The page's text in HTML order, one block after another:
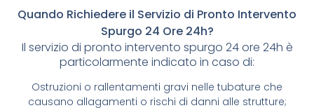
Quando Richiedere il Servizio di Pronto Intervento
Spurgo 24 Ore 24h?
Il servizio di pronto intervento spurgo 24 ore 24h è
particolarmente indicato in caso di:
Ostruzioni o rallentamenti gravi nelle tubature che
causano allagamenti o rischi di danni alle strutture;